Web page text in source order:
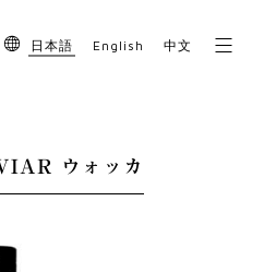
English
日本語 中文
ウォッカ